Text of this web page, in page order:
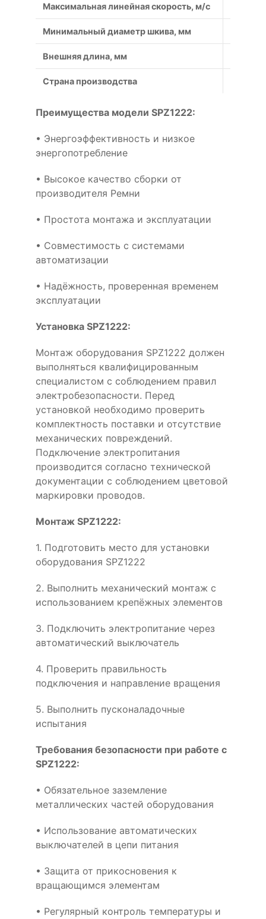
Максимальная линейная скорость, м/с
Минимальный диаметр шкива, мм
Внешняя длина, мм
Страна производства
Преимущества модели SPZ1222:
• Энергоэффективность и низкое
энергопотребление
• Высокое качество сборки от
производителя Ремни
• Простота монтажа и эксплуатации
• Совместимость с системами
автоматизации
• Надёжность, проверенная временем
эксплуатации
Установка SPZ1222:
Монтаж оборудования SPZ1222 должен
выполняться квалифицированным
специалистом с соблюдением правил
электробезопасности. Перед
установкой необходимо проверить
комплектность поставки и отсутствие
механических повреждений.
Подключение электропитания
производится согласно технической
документации с соблюдением цветовой
маркировки проводов.
Монтаж SPZ1222:
1. Подготовить место для установки
оборудования SPZ1222
2. Выполнить механический монтаж с
использованием крепёжных элементов
3. Подключить электропитание через
автоматический выключатель
4. Проверить правильность
подключения и направление вращения
5. Выполнить пусконаладочные
испытания
Требования безопасности при работе с
SPZ1222:
• Обязательное заземление
металлических частей оборудования
• Использование автоматических
выключателей в цепи питания
• Защита от прикосновения к
вращающимся элементам
• Регулярный контроль температуры и